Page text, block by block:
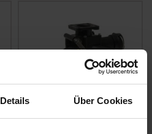
Details Über Cookies